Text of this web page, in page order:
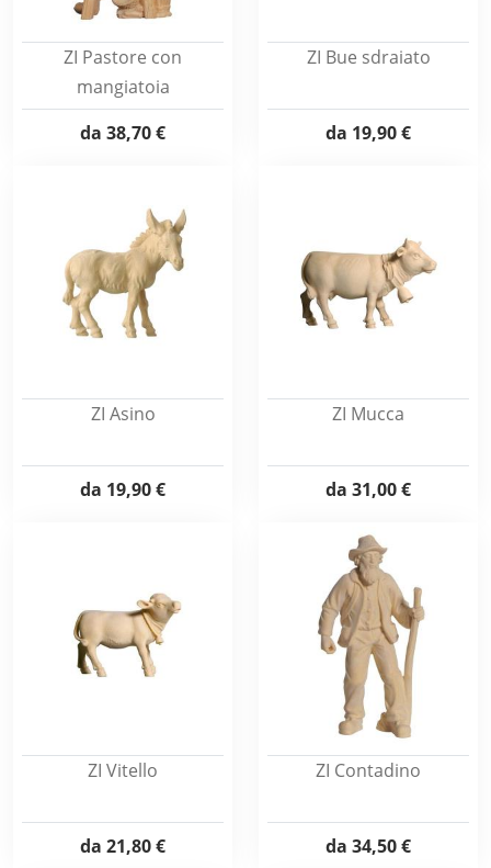
ZI Pastore con
mangiatoia
da 38,70 €
ZI Bue sdraiato
da 19,90 €
ZI Asino
da 19,90 €
ZI Mucca
da 31,00 €
ZI Vitello
da 21,80 €
ZI Contadino
da 34,50 €